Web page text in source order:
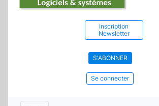
Inscription
Newsletter
S'ABONNER
Se connecter